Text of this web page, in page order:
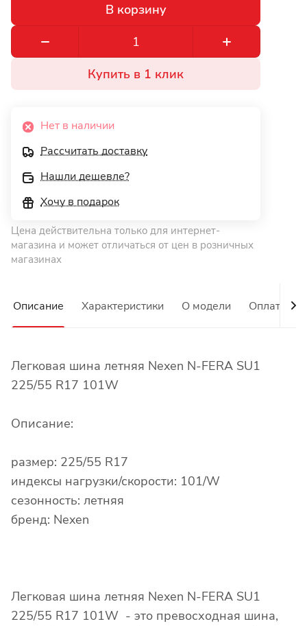
В корзину
Купить в 1 клик
Нет в наличии
Рассчитать доставку
Нашли дешевле?
Хочу в подарок
Цена действительна только для интернет-
магазина и может отличаться от цен в розничных
магазинах
Описание Характеристики О модели Оплата
Легковая шина летняя Nexen N-FERA SU1
225/55 R17 101W
Описание:
размер: 225/55 R17
индексы нагрузки/скорости: 101/W
сезонность: летняя
бренд: Nexen
Легковая шина летняя Nexen N-FERA SU1
225/55 R17 101W - это превосходная шина,